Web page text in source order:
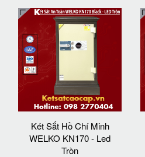
Két Sắt Hồ Chí Minh
WELKO KN170 - Led
Tròn